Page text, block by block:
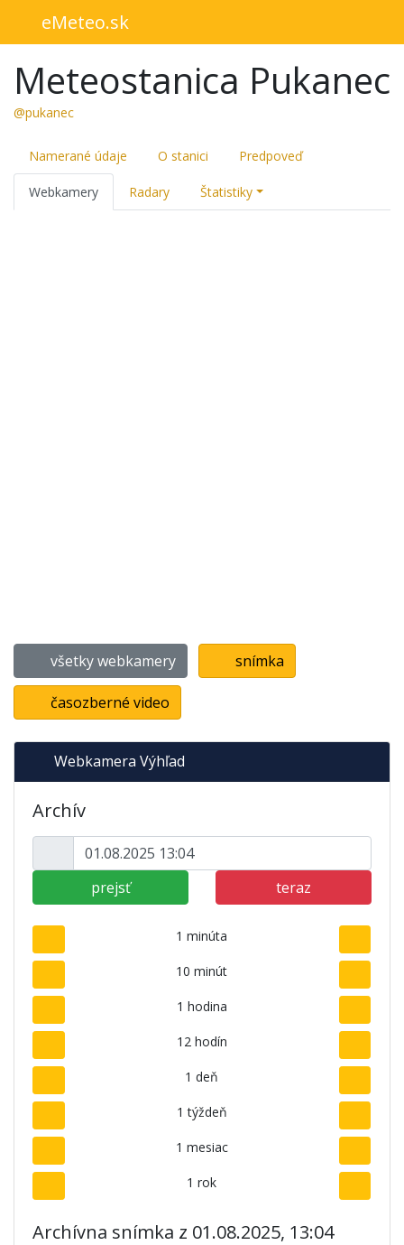
eMeteo.sk
Meteostanica Pukanec
@pukanec
Namerané údaje O stanici Predpoveď
Webkamery Radary Štatistiky
všetky webkamery snímka
časozberné video
Webkamera Výhľad
Archív
prejsť teraz
1 minúta
10 minút
1 hodina
12 hodín
1 deň
1 týždeň
1 mesiac
1 rok
Archívna snímka z 01.08.2025, 13:04